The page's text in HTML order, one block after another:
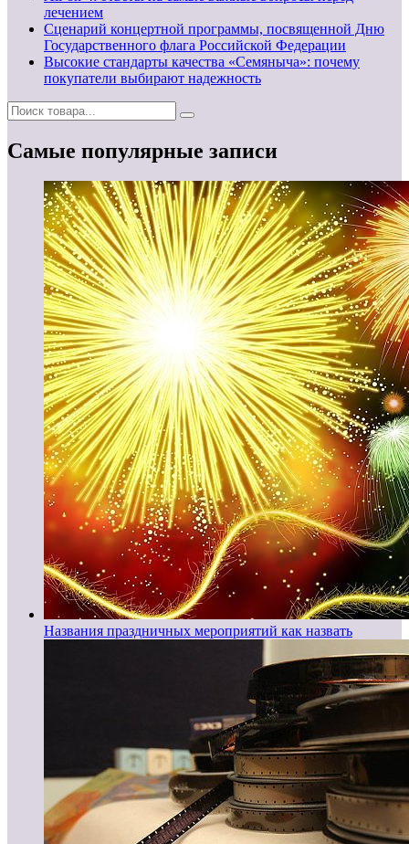
лечением
Сценарий концертной программы, посвященной Дню
Государственного флага Российской Федерации
Высокие стандарты качества «Семяныча»: почему
покупатели выбирают надежность
Самые популярные записи
Названия праздничных мероприятий как назвать